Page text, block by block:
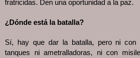
fratricidas. Den una oportunidad a la paz.
¿Dónde está la batalla?
Sí, hay que dar la batalla, pero ni con
tanques ni ametralladoras, ni con